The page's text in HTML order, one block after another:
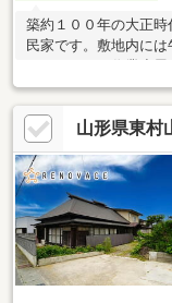
築約１００年の大正
民家です。敷地内には
は可能ですが、トイ
です。しっかりメン
いくでしょう。広い
暮らし始めませんか。
山形県東村